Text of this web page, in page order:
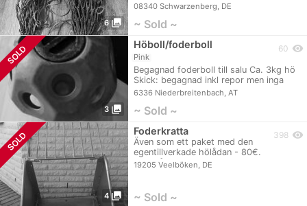
6 photo_library
08340 Schwarzenberg, DE
~ Sold ~
SOLD
3 photo_library
Höboll/foderboll
Pink
Begagnad foderboll till salu Ca. 3kg hö
Skick: begagnad inkl repor men inga
skador!!!
6336 Niederbreitenbach, AT
60 visibility
~ Sold ~
SOLD
4 photo_library
Foderkratta
Även som ett paket med den
egentillverkade hölådan - 80€.
Hösthållaren användes…
19205 Veelböken, DE
398 visibility
~ Sold ~